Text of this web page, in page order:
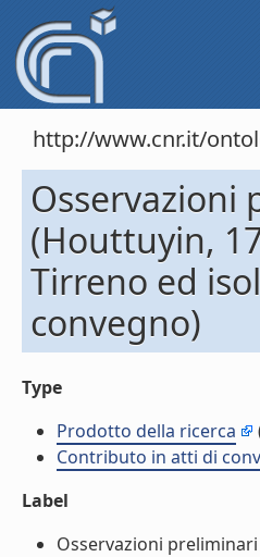
http://www.cnr.it/
Osservazioni
(Houttuyin,
Tirreno ed
convegno)
Type
Prodotto della ricerca
Contributo in atti di
Label
Osservazioni